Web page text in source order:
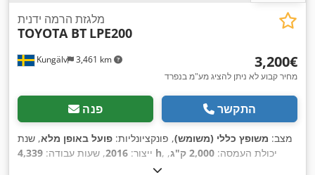
Kungälv 3,461 km
מלגזת הרמה ידנית
TOYOTA BT LPE200
‏3,200 ‏€
מחיר קבוע לא ניתן להציג מע"מ בנפרד
פנה התקשר
מצב: משופץ כללי (משומש), פונקציונליות: פועל באופן מלא, שנת
ייצור: 2016, שעות עבודה: 4,339 h , יכולת העמסה: 2,000 ק"ג
,